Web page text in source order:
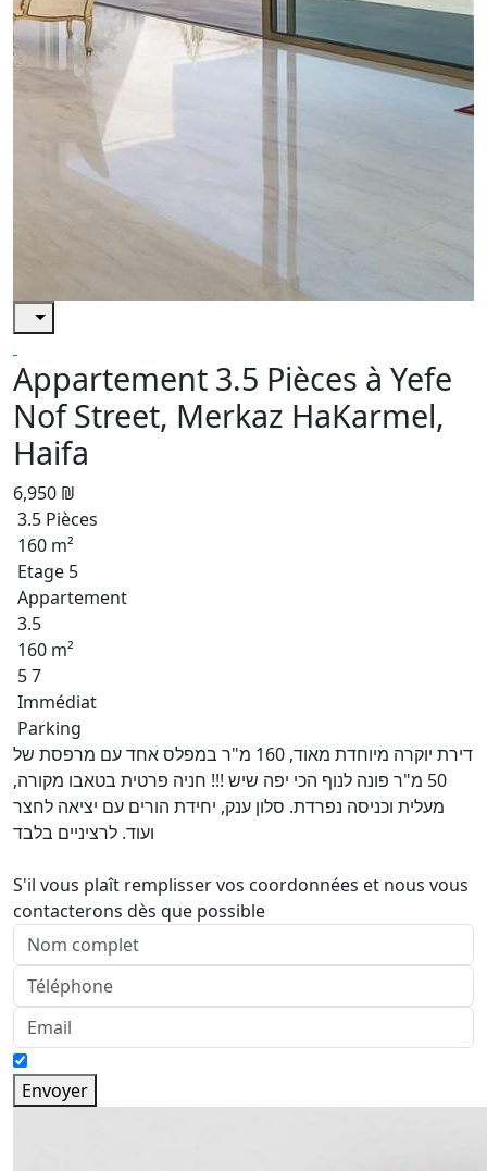
Appartement 3.5 Pièces à Yefe
Nof Street, Merkaz HaKarmel,
Haifa
6,950 ₪
3.5 Pièces
160 m²
Etage 5
Appartement
3.5
160 m²
5 7
Immédiat
Parking
דירת יוקרה מיוחדת מאוד, 160 מ"ר במפלס אחד עם מרפסת של
50 מ"ר פונה לנוף הכי יפה שיש !!! חניה פרטית בטאבו מקורה,
מעלית וכניסה נפרדת. סלון ענק, יחידת הורים עם יציאה לחצר
ועוד. לרציניים בלבד
S'il vous plaît remplisser vos coordonnées et nous vous
contacterons dès que possible
Envoyer